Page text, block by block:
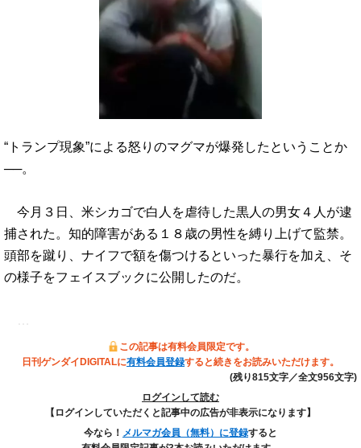
“トランプ現象”による怒りのマグマが爆発したということか
──。
今月３日、米シカゴで白人を虐待した黒人の男女４人が逮
捕された。知的障害がある１８歳の男性を縛り上げて監禁。
頭部を蹴り、ナイフで額を傷つけるといった暴行を加え、そ
の様子をフェイスブックに公開したのだ。
この記事は有料会員限定です。
日刊ゲンダイDIGITALに有料会員登録すると続きをお読みいただけます。
(残り815文字／全文956文字)
ログインして読む
【ログインしていただくと記事中の広告が非表示になります】
今なら！ メルマガ会員（無料）に登録すると